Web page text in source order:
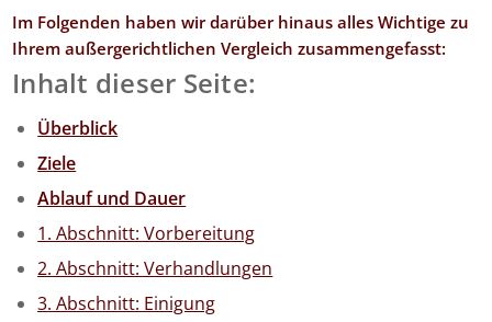
Im Folgenden haben wir darüber hinaus alles Wichtige zu
Ihrem außergerichtlichen Vergleich zusammengefasst:
Inhalt dieser Seite:
Überblick
Ziele
Ablauf und Dauer
1. Abschnitt: Vorbereitung
2. Abschnitt: Verhandlungen
3. Abschnitt: Einigung